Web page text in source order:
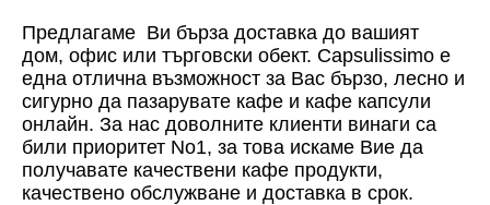
Предлагаме Ви бърза доставка до вашият
дом, офис или търговски обект. Capsulissimo е
една отлична възможност за Вас бързо, лесно и
сигурно да пазарувате кафе и кафе капсули
онлайн. За нас доволните клиенти винаги са
били приоритет No1, за това искаме Вие да
получавате качествени кафе продукти,
качествено обслужване и доставка в срок.